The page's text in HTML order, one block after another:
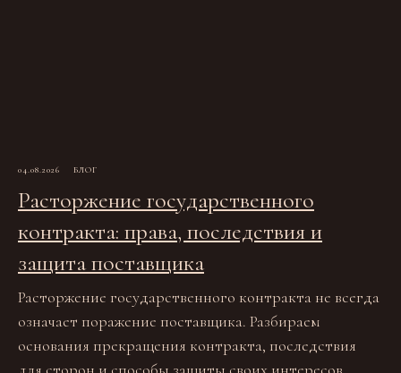
04.08.2026 БЛОГ
Расторжение государственного
контракта: права, последствия и
защита поставщика
Расторжение государственного контракта не всегда
означает поражение поставщика. Разбираем
основания прекращения контракта, последствия